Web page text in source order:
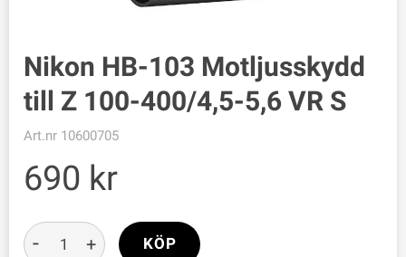
Nikon HB-103 Motljusskydd
till Z 100-400/4,5-5,6 VR S
Art.nr 10600705
690
- + KÖP